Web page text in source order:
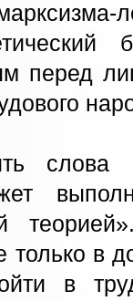
перед
только в
в